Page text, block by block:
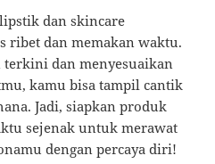
dan skincare
ribet dan memakan waktu.
terkini dan menyesuaikan
kamu bisa tampil cantik
Jadi, siapkan produk
sejenak untuk merawat
dengan percaya diri!